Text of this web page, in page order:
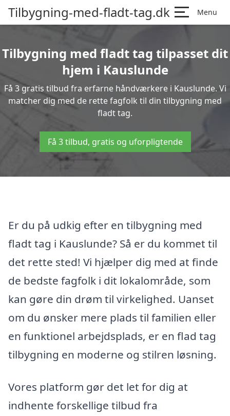
Tilbygning-med-fladt-tag.dk Menu
Tilbygning med fladt tag tilpasset dit
hjem i Kauslunde
Få 3 gratis tilbud fra erfarne håndværkere i Kauslunde. Vi
matcher dig med de rette fagfolk til din tilbygning med
fladt tag.
Få 3 tilbud, gratis og uforpligtende
Er du på udkig efter en tilbygning med
fladt tag i Kauslunde? Så er du kommet til
det rette sted! Vi hjælper dig med at finde
de bedste fagfolk i dit lokalområde, som
kan gøre din drøm til virkelighed. Uanset
om du ønsker mere plads til familien eller
en funktionel arbejdsplads, er en flad tag
tilbygning en moderne og stilren løsning.
Vores platform gør det let for dig at
indhente forskellige tilbud fra